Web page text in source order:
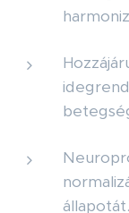
állapotát.